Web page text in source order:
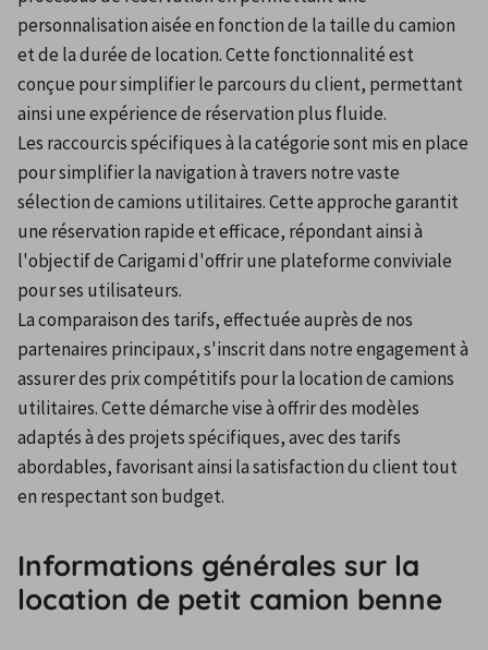
personnalisation aisée en fonction de la taille du camion
et de la durée de location. Cette fonctionnalité est
conçue pour simplifier le parcours du client, permettant
ainsi une expérience de réservation plus fluide.
Les raccourcis spécifiques à la catégorie sont mis en place
pour simplifier la navigation à travers notre vaste
sélection de camions utilitaires. Cette approche garantit
une réservation rapide et efficace, répondant ainsi à
l'objectif de Carigami d'offrir une plateforme conviviale
pour ses utilisateurs.
La comparaison des tarifs, effectuée auprès de nos
partenaires principaux, s'inscrit dans notre engagement à
assurer des prix compétitifs pour la location de camions
utilitaires. Cette démarche vise à offrir des modèles
adaptés à des projets spécifiques, avec des tarifs
abordables, favorisant ainsi la satisfaction du client tout
en respectant son budget.
Informations générales sur la
location de petit camion benne